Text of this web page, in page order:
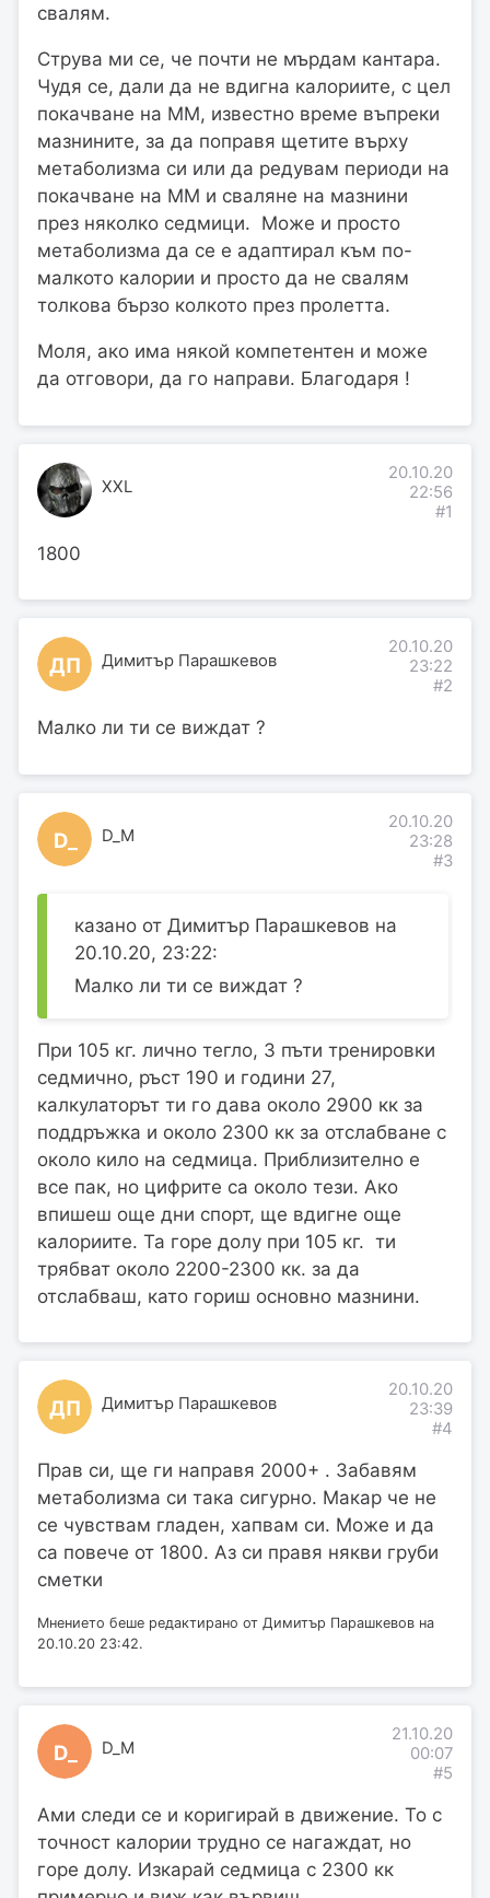
свалям.
Струва ми се, че почти не мърдам кантара.
Чудя се, дали да не вдигна калориите, с цел
покачване на ММ, известно време въпреки
мазнините, за да поправя щетите върху
метаболизма си или да редувам периоди на
покачване на ММ и сваляне на мазнини
през няколко седмици. Може и просто
метаболизма да се е адаптирал към по-
малкото калории и просто да не свалям
толкова бързо колкото през пролетта.
Моля, ако има някой компетентен и може
да отговори, да го направи. Благодаря !
XXL
20.10.20
22:56
#1
1800
ДП Димитър Парашкевов
20.10.20
23:22
#2
Малко ли ти се виждат ?
D_ D_M
20.10.20
23:28
#3
казано от Димитър Парашкевов на
20.10.20, 23:22:
Малко ли ти се виждат ?
При 105 кг. лично тегло, 3 пъти тренировки
седмично, ръст 190 и години 27,
калкулаторът ти го дава около 2900 кк за
поддръжка и около 2300 кк за отслабване с
около кило на седмица. Приблизително е
все пак, но цифрите са около тези. Ако
впишеш още дни спорт, ще вдигне още
калориите. Та горе долу при 105 кг. ти
трябват около 2200-2300 кк. за да
отслабваш, като гориш основно мазнини.
ДП Димитър Парашкевов
20.10.20
23:39
#4
Прав си, ще ги направя 2000+ . Забавям
метаболизма си така сигурно. Макар че не
се чувствам гладен, хапвам си. Може и да
са повече от 1800. Аз си правя някви груби
сметки
Мнението беше редактирано от Димитър Парашкевов на
20.10.20 23:42.
D_ D_M
21.10.20
00:07
#5
Ами следи се и коригирай в движение. То с
точност калории трудно се нагаждат, но
горе долу. Изкарай седмица с 2300 кк